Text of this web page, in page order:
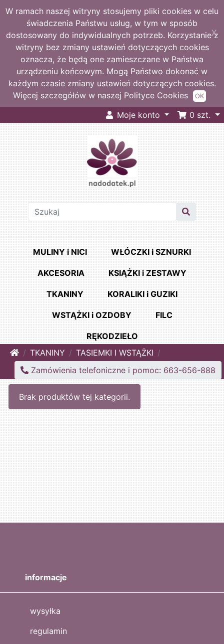
W ramach naszej witryny stosujemy pliki cookies w celu
świadczenia Państwu usług, w tym w sposób
dostosowany do indywidualnych potrzeb. Korzystanie z
witryny bez zmiany ustawień dotyczących cookies
oznacza, że będą one zamieszczane w Państwa
urządzeniu końcowym. Mogą Państwo dokonać w
każdym czasie zmiany ustawień dotyczących cookies.
Więcej szczegółów w naszej Polityce Cookies
X
OK
Moje konto 0 szt.
MULINY i NICI WŁÓCZKI i SZNURKI
AKCESORIA KSIĄŻKI i ZESTAWY
TKANINY KORALIKI i GUZIKI
WSTĄŻKI i OZDOBY FILC
RĘKODZIEŁO
HomeTKANINY
TASIEMKI I WSTĄŻKI
Zamówienia telefoniczne i pomoc: 663-656-888
Brak produktów tej kategorii.
informacje
wysyłka
regulamin